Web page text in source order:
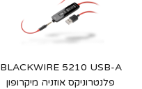
BLACKWIRE 5210 USB-A
פלנטרוניקס אוזניה מיקרופון